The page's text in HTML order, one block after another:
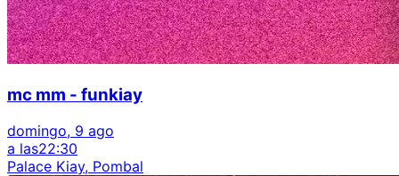
mc mm - funkiay
domingo, 9 ago
a las22:30
Palace Kiay, Pombal